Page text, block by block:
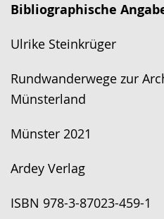
Bibliographische
Ulrike Steinkrüger
Rundwanderwege zur
Münsterland
Münster 2021
Ardey Verlag
ISBN 978-3-87023-459-1